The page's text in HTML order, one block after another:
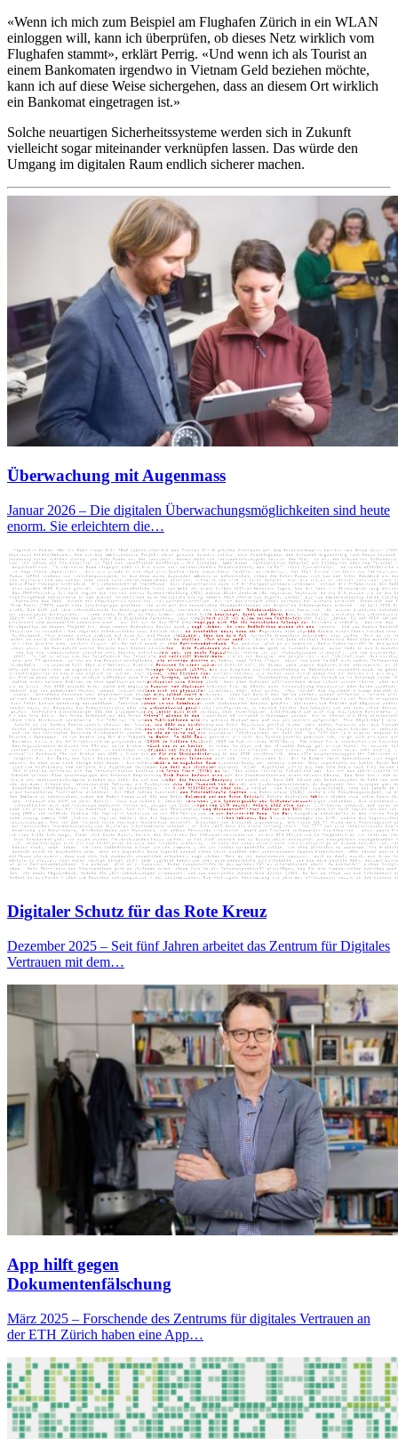
«Wenn ich mich zum Beispiel am Flughafen Zürich in ein WLAN
einloggen will, kann ich überprüfen, ob dieses Netz wirklich vom
Flughafen stammt», erklärt Perrig. «Und wenn ich als Tourist an
einem Bankomaten irgendwo in Vietnam Geld beziehen möchte,
kann ich auf diese Weise sichergehen, dass an diesem Ort wirklich
ein Bankomat eingetragen ist.»
Solche neuartigen Sicherheitssysteme werden sich in Zukunft
vielleicht sogar miteinander verknüpfen lassen. Das würde den
Umgang im digitalen Raum endlich sicherer machen.
Überwachung mit Augenmass
Januar 2026 – Die digitalen Überwachungsmöglichkeiten sind heute
enorm. Sie erleichtern die…
Digitaler Schutz für das Rote Kreuz
Dezember 2025 – Seit fünf Jahren arbeitet das Zentrum für Digitales
Vertrauen mit dem…
App hilft gegen
Dokumentenfälschung
März 2025 – Forschende des Zentrums für digitales Vertrauen an
der ETH Zürich haben eine App…